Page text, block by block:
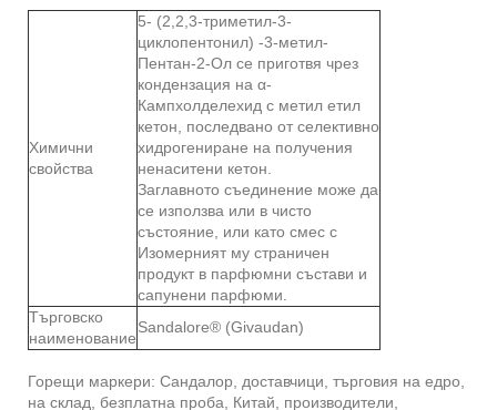
Химични
свойства
5- (2,2,3-триметил-3-
циклопентонил) -3-метил-
Пентан-2-Ол се приготвя чрез
кондензация на α-
Кампхолделехид с метил етил
кетон, последвано от селективно
хидрогениране на получения
ненаситени кетон.
Заглавното съединение може да
се използва или в чисто
състояние, или като смес с
Изомерният му страничен
продукт в парфюмни състави и
сапунени парфюми.
Търговско
наименование
Sandalore® (Givaudan)
Горещи маркери: Сандалор, доставчици, търговия на едро,
на склад, безплатна проба, Китай, производители,